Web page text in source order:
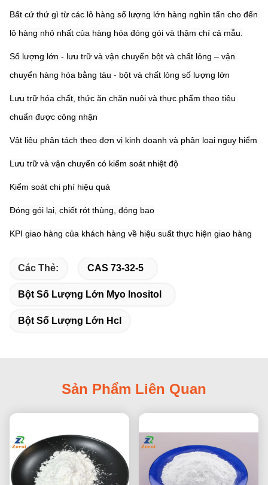
Bất cứ thứ gì từ các lô hàng số lượng lớn hàng nghìn tấn cho đến
lô hàng nhỏ nhất của hàng hóa đóng gói và thậm chí cả mẫu.
Số lượng lớn - lưu trữ và vận chuyển bột và chất lỏng – vận
chuyển hàng hóa bằng tàu - bột và chất lỏng số lượng lớn
Lưu trữ hóa chất, thức ăn chăn nuôi và thực phẩm theo tiêu
chuẩn được công nhận
Vật liệu phân tách theo đơn vị kinh doanh và phân loại nguy hiểm
Lưu trữ và vận chuyển có kiểm soát nhiệt độ
Kiểm soát chi phí hiệu quả
Đóng gói lại, chiết rót thùng, đóng bao
KPI giao hàng của khách hàng về hiệu suất thực hiện giao hàng
Các Thẻ: CAS 73-32-5
Bột Số Lượng Lớn Myo Inositol
Bột Số Lượng Lớn Hcl
Sản Phẩm Liên Quan